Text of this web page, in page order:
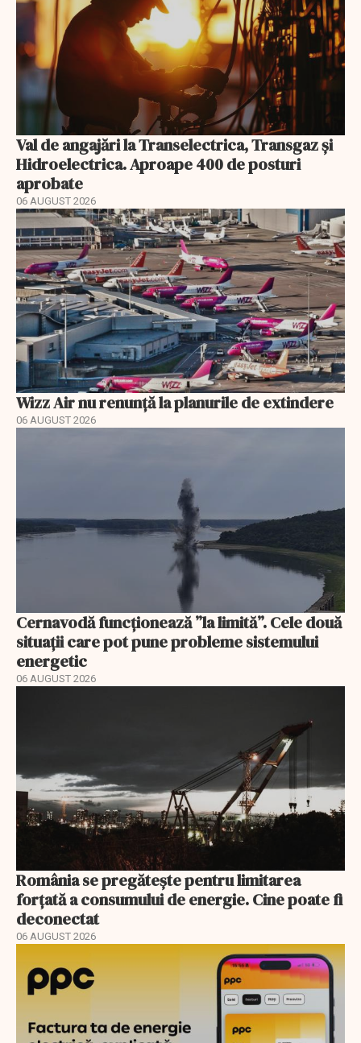
Val de angajări la Transelectrica, Transgaz și
Hidroelectrica. Aproape 400 de posturi
aprobate
06 AUGUST 2026
Wizz Air nu renunță la planurile de extindere
06 AUGUST 2026
Cernavodă funcționează ”la limită”. Cele două
situații care pot pune probleme sistemului
energetic
06 AUGUST 2026
România se pregătește pentru limitarea
forțată a consumului de energie. Cine poate fi
deconectat
06 AUGUST 2026